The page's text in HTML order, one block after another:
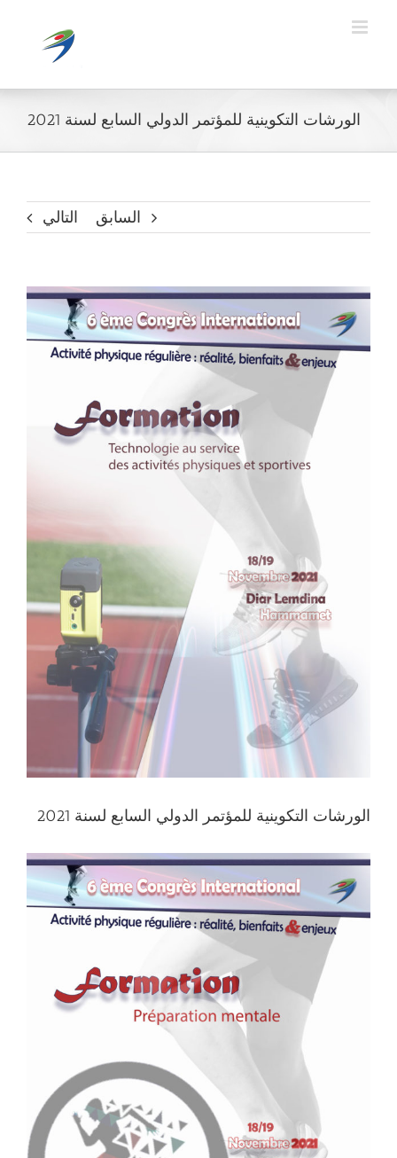
الورشات التكوينية للمؤتمر الدولي السابع لسنة 2021
السابق التالي
مشاهدة
صورة
أكبر
الورشات التكوينية للمؤتمر الدولي السابع لسنة 2021